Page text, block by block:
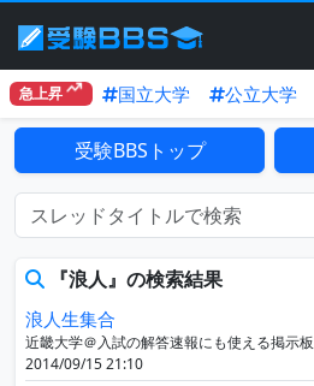
急上昇 国立大学 公立大学
受験BBSトップ
『浪人』の検索結果
浪人生集合
近畿大学＠入試の解答速報にも使える掲示板
2014/09/15 21:10